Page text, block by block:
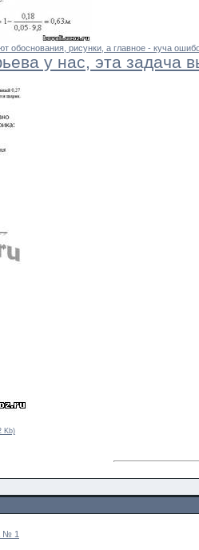
обоснования, рисунки, а главное - куча
у нас, эта задача
Kb)
№ 1